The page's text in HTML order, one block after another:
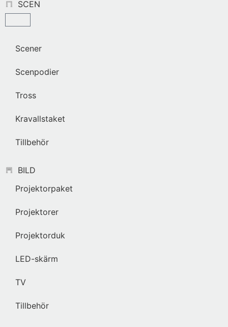
SCEN
Scener
Scenpodier
Tross
Kravallstaket
Tillbehör
BILD
Projektorpaket
Projektorer
Projektorduk
LED-skärm
TV
Tillbehör